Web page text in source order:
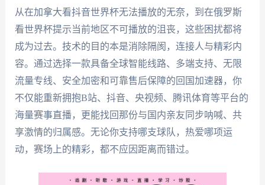
从在加拿大看抖音世界杯无法播放的无奈，到在俄罗斯
看世界杯提示当前地区不可播放的沮丧，这些困扰都将
成为过去。技术的目的本是消除隔阂，连接人与精彩内
容。通过选择一款具备全球智能线路、多端支持、无限
流量专线、安全加密和可靠售后保障的回国加速器，你
不仅能重新拥抱B站、抖音、央视频、腾讯体育等平台的
海量赛事直播，更能找回那份与国内亲友同步呐喊、共
享激情的归属感。无论你支持哪支球队，热爱哪项运
动，赛场上的精彩，都不应因距离而错过。